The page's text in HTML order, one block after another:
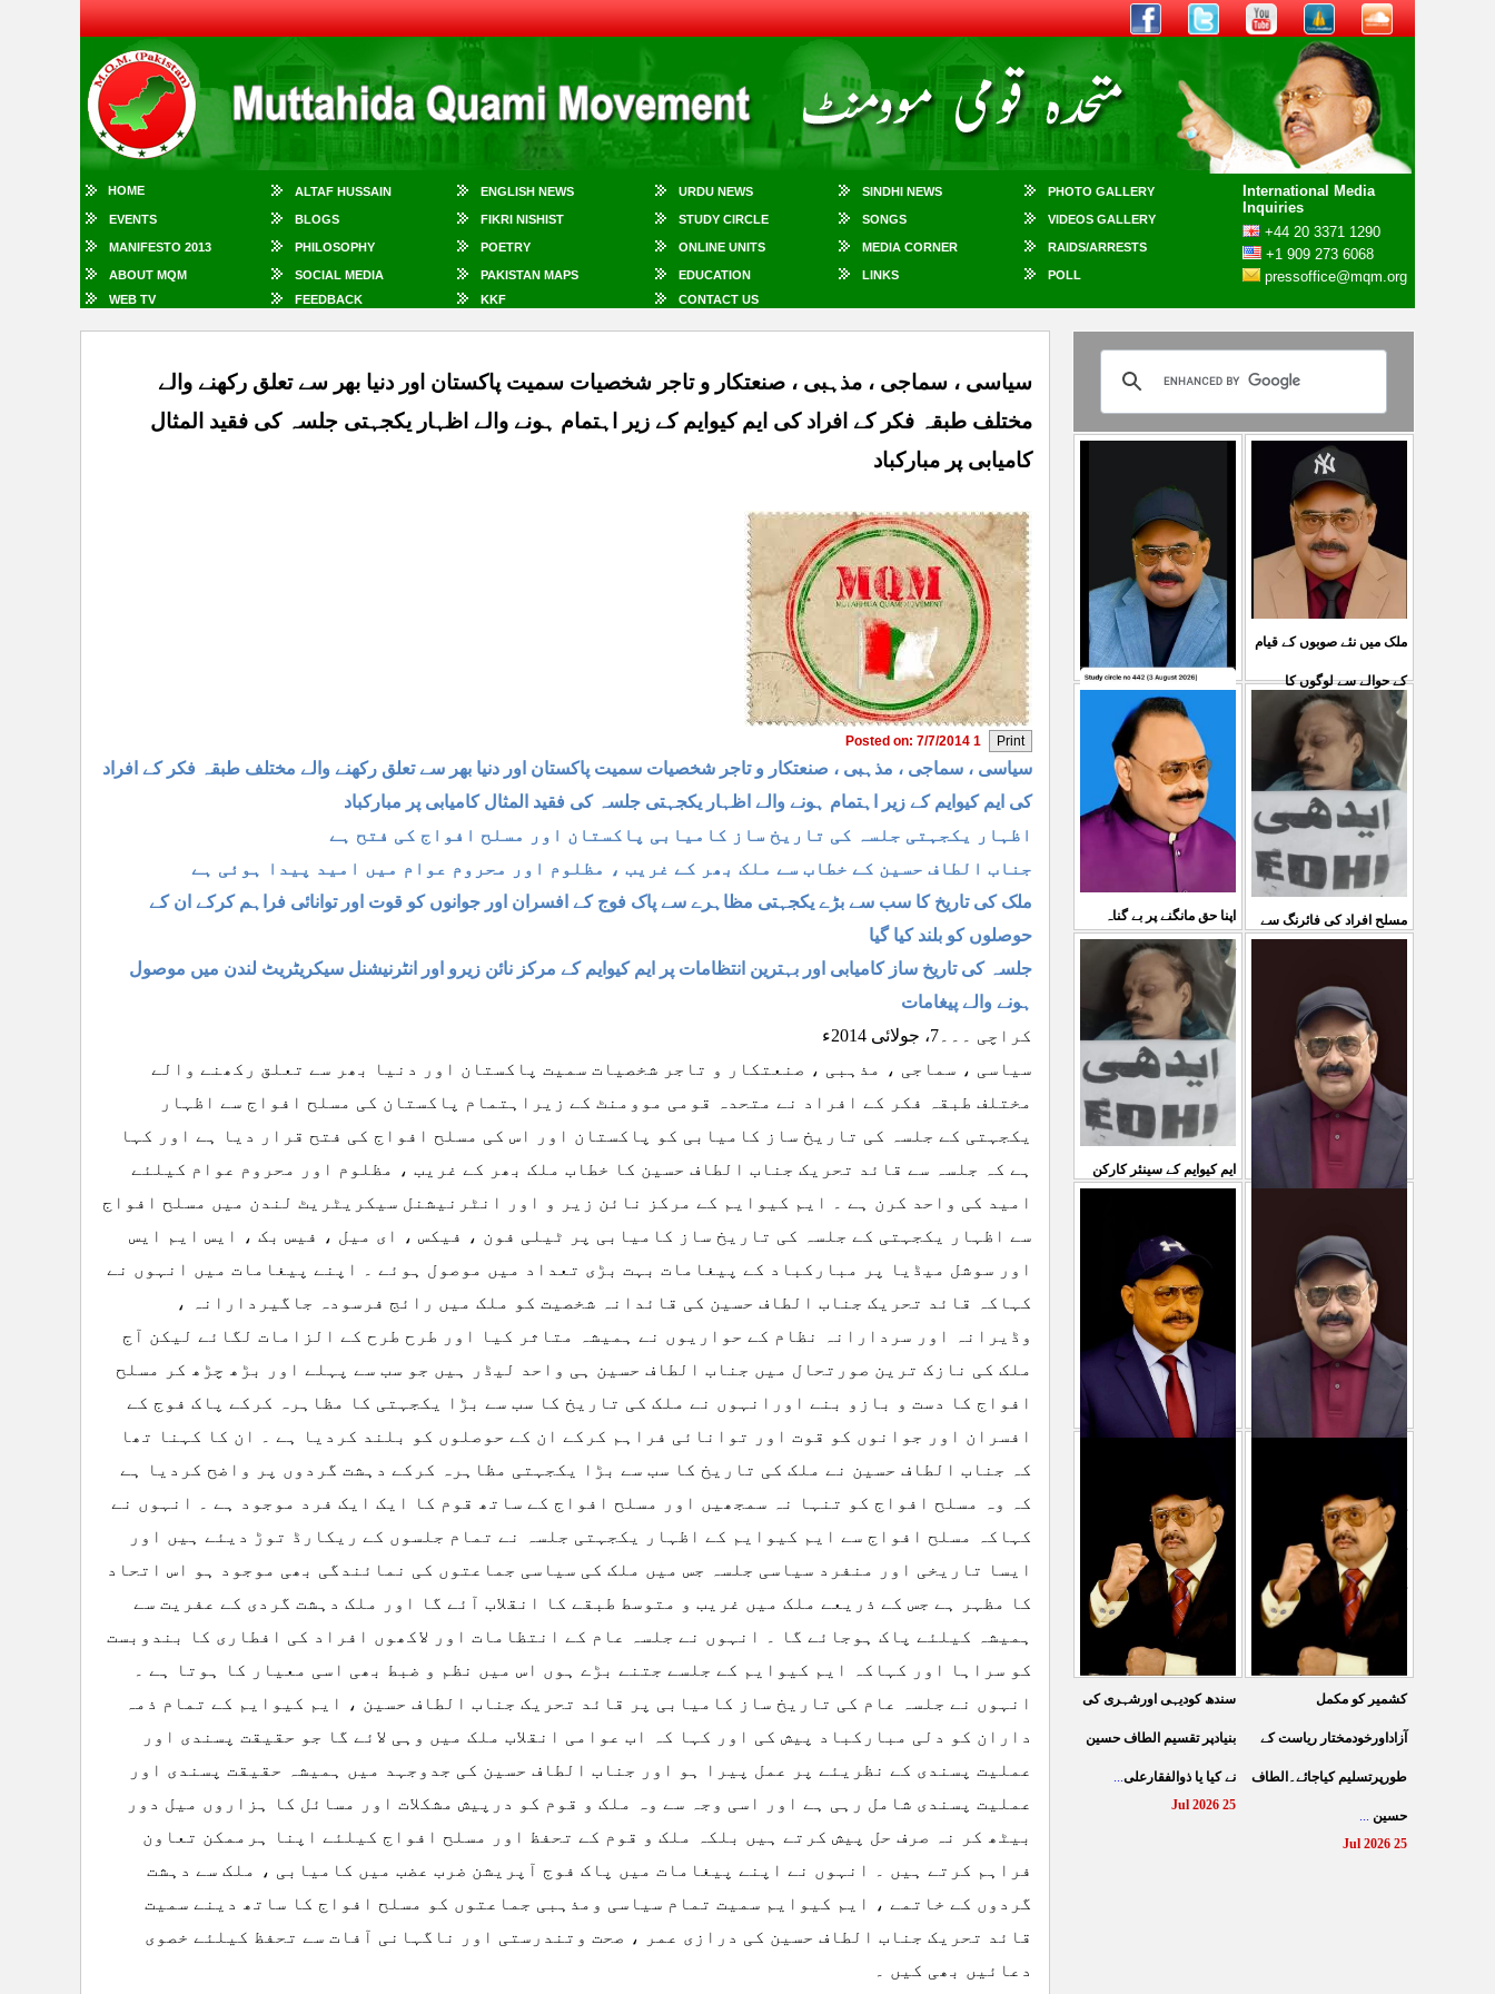
HOME ALTAF HUSSAIN ENGLISH NEWS URDU NEWS SINDHI NEWS PHOTO GALLERY
International Media
Inquiries
+44 20 3371 1290
+1 909 273 6068
pressoffice@mqm.org
EVENTS BLOGS FIKRI NISHIST STUDY CIRCLE SONGS VIDEOS GALLERY
MANIFESTO 2013 PHILOSOPHY POETRY ONLINE UNITS MEDIA CORNER RAIDS/ARRESTS
ABOUT MQM SOCIAL MEDIA PAKISTAN MAPS EDUCATION LINKS
POLL
WEB TV
FEEDBACK KKF CONTACT US
سیاسی ، سماجی ، مذہبی ، صنعتکار و تاجر شخصیات سمیت پاکستان اور دنیا بھر سے تعلق رکھنے والے
مختلف طبقہ فکر کے افراد کی ایم کیوایم کے زیر اہتمام ہونے والے اظہار یکجہتی جلسہ کی فقید المثال
کامیابی پر مبارکباد
Posted on: 7/7/2014 1
سیاسی ، سماجی ، مذہبی ، صنعتکار و تاجر شخصیات سمیت پاکستان اور دنیا بھر سے تعلق رکھنے والے مختلف طبقہ فکر کے افراد
کی ایم کیوایم کے زیر اہتمام ہونے والے اظہار یکجہتی جلسہ کی فقید المثال کامیابی پر مبارکباد
اظہار یکجہتی جلسہ کی تاریخ ساز کامیابی پاکستان اور مسلح افواج کی فتح ہے
جناب الطاف حسین کے خطاب سے ملک بھر کے غریب ، مظلوم اور محروم عوام میں امید پیدا ہوئی ہے
ملک کی تاریخ کا سب سے بڑے یکجہتی مظاہرے سے پاک فوج کے افسران اور جوانوں کو قوت اور توانائی فراہم کرکے ان کے
حوصلوں کو بلند کیا گیا
جلسہ کی تاریخ ساز کامیابی اور بہترین انتظامات پر ایم کیوایم کے مرکز نائن زیرو اور انٹرنیشنل سیکریٹریٹ لندن میں موصول
ہونے والے پیغامات
کراچی ۔۔۔7، جولائی 2014ء
سیاسی ، سماجی ، مذہبی ، صنعتکار و تاجر شخصیات سمیت پاکستان اور دنیا بھر سے تعلق رکھنے والے
مختلف طبقہ فکر کے افراد نے متحدہ قومی موومنٹ کے زیراہتمام پاکستان کی مسلح افواج سے اظہار
یکجہتی کے جلسہ کی تاریخ ساز کامیابی کو پاکستان اور اس کی مسلح افواج کی فتح قرار دیا ہے اور کہا
ہے کہ جلسہ سے قائد تحریک جناب الطاف حسین کا خطاب ملک بھر کے غریب ، مظلوم اور محروم عوام کیلئے
امید کی واحد کرن ہے ۔ ایم کیوایم کے مرکز نائن زیر و اور انٹرنیشنل سیکریٹریٹ لندن میں مسلح افواج
سے اظہار یکجہتی کے جلسہ کی تاریخ ساز کامیابی پر ٹیلی فون ، فیکس ، ای میل ، فیس بک ، ایس ایم ایس
اور سوشل میڈیا پر مبارکباد کے پیغامات بہت بڑی تعداد میں موصول ہوئے ۔ اپنے پیغامات میں انہوں نے
کہاکہ قائد تحریک جناب الطاف حسین کی قائدانہ شخصیت کو ملک میں رائج فرسودہ جاگیردارانہ ،
وڈیرانہ اور سردارانہ نظام کے حواریوں نے ہمیشہ متاثر کیا اور طرح طرح کے الزامات لگائے لیکن آج
ملک کی نازک ترین صورتحال میں جناب الطاف حسین ہی واحد لیڈر ہیں جو سب سے پہلے اور بڑھ چڑھ کر مسلح
افواج کا دست و بازو بنے اورانہوں نے ملک کی تاریخ کا سب سے بڑا یکجہتی کا مظاہرہ کرکے پاک فوج کے
افسران اور جوانوں کو قوت اور توانائی فراہم کرکے ان کے حوصلوں کو بلند کردیا ہے ۔ ان کا کہنا تھا
کہ جناب الطاف حسین نے ملک کی تاریخ کا سب سے بڑا یکجہتی مظاہرہ کرکے دہشت گردوں پر واضح کردیا ہے
کہ وہ مسلح افواج کو تنہا نہ سمجھیں اور مسلح افواج کے ساتھ قوم کا ایک ایک فرد موجود ہے ۔ انہوں نے
کہاکہ مسلح افواج سے ایم کیوایم کے اظہار یکجہتی جلسہ نے تمام جلسوں کے ریکارڈ توڑ دیئے ہیں اور
ایسا تاریخی اور منفرد سیاسی جلسہ جس میں ملک کی سیاسی جماعتوں کی نمائندگی بھی موجود ہو اس اتحاد
کا مظہر ہے جس کے ذریعے ملک میں غریب و متوسط طبقے کا انقلاب آئے گا اور ملک دہشت گردی کے عفریت سے
ہمیشہ کیلئے پاک ہوجائے گا ۔ انہوں نے جلسہ عام کے انتظامات اور لاکھوں افراد کی افطاری کا بندوبست
کو سراہا اور کہاکہ ایم کیوایم کے جلسے جتنے بڑے ہوں اس میں نظم و ضبط بھی اسی معیار کا ہوتا ہے ۔
انہوں نے جلسہ عام کی تاریخ ساز کامیابی پر قائد تحریک جناب الطاف حسین ، ایم کیوایم کے تمام ذمہ
داران کو دلی مبارکباد پیش کی اور کہا کہ اب عوامی انقلاب ملک میں وہی لائے گا جو حقیقت پسندی اور
عملیت پسندی کے نظریئے پر عمل پیرا ہو اور جناب الطاف حسین کی جدوجہد میں ہمیشہ حقیقت پسندی اور
عملیت پسندی شامل رہی ہے اور اسی وجہ سے وہ ملک و قوم کو درپیش مشکلات اور مسائل کا ہزاروں میل دور
بیٹھ کر نہ صرف حل پیش کرتے ہیں بلکہ ملک و قوم کے تحفظ اور مسلح افواج کیلئے اپنا ہرممکن تعاون
فراہم کرتے ہیں ۔ انہوں نے اپنے پیغامات میں پاک فوج آپریشن ضرب عضب میں کامیابی ، ملک سے دہشت
گردوں کے خاتمے ، ایم کیوایم سمیت تمام سیاسی ومذہبی جماعتوں کو مسلح افواج کا ساتھ دینے سمیت
قائد تحریک جناب الطاف حسین کی درازی عمر ، صحت وتندرستی اور ناگہانی آفات سے تحفظ کیلئے خصوی
دعائیں بھی کیں ۔
کشمیرکا کونہ کونہ لہو
لہو ہے لیکن حکومت کواس
کی کوئی پرواہ نہیں ہے
04 Aug 2026
ملک میں نئے صوبوں کے قیام
کے حوالے سے لوگوں کا
مطالبہ بالکل درست ہے۔ ا
03 Aug 2026
اپنا حق مانگنے پر بے گناہ
کشمیریوں کو گولیاں مارکر
شہ رگ کوکاٹ دیا گی
31 Jul 2026
مسلح افراد کی فائرنگ سے
سمیع الدین رحمانی ک
ایم کیوایم کے سینئر کارکن
شہادت پر متحدہ قومی
سے ہولی کھیلنابند کی جائے،
الطاف حسین...
کے نظام سے نجات کے لئے
جین زی کوآگے آنا ہوگا۔
...
کرتے مہاجروں نے ظلم
کیایامہاجروں پر ظلم
...
سندھ کودیہی اورشہری کی
بنیادپر تقسیم الطاف حسین
نے کیا یا ذوالفقارعلی...
25 Jul 2026
کشمیر کو مکمل
آزاداورخودمختار ریاست کے
طورپرتسلیم کیاجائے۔الطاف
حسین ...
25 Jul 2026